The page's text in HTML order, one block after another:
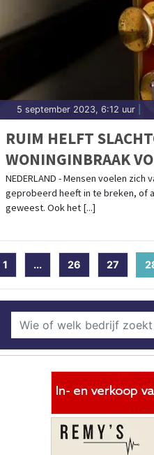
5 september 2023, 6:12 uur
RUIM HELFT
WONINGINBRAAK
VEILIG
NEDERLAND - Mensen voelen
geprobeerd heeft in te breken, of
geweest. Ook het [...]
1 ... 26 27